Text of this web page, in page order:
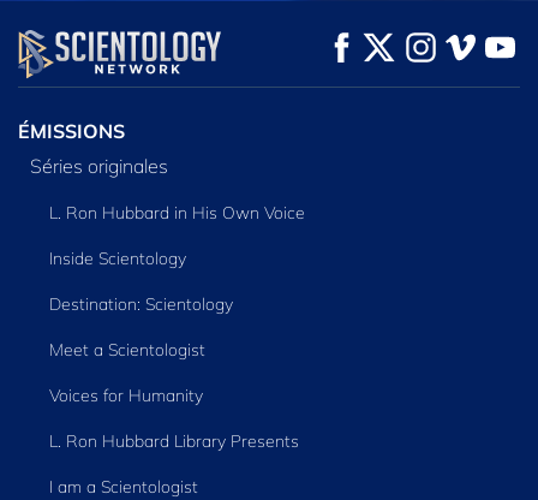
REGARDER REGARDER
DÉCOUVRIR LES
SÉRIES
ÉMISSIONS
Séries originales
L. Ron Hubbard in His Own Voice
Inside Scientology
Destination: Scientology
Meet a Scientologist
Voices for Humanity
L. Ron Hubbard Library Presents
I am a Scientologist